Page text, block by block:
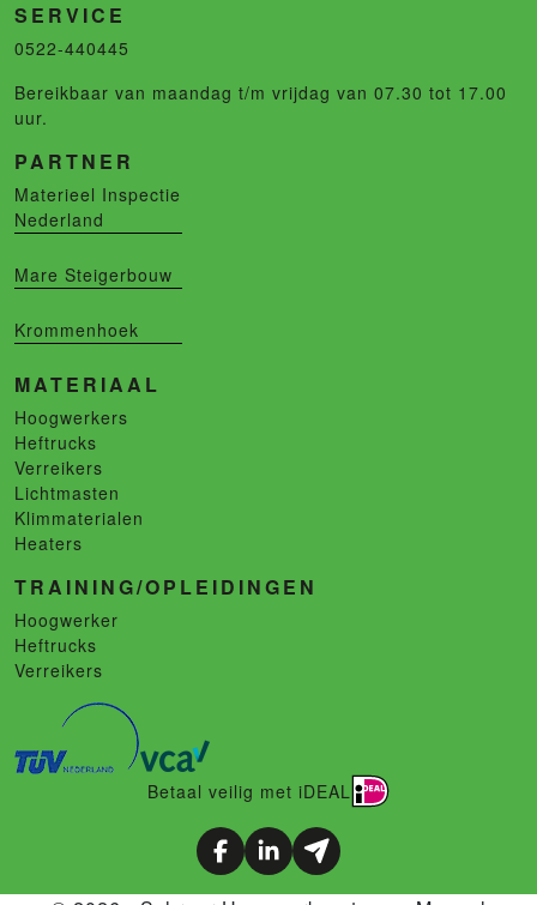
Betaal veilig met iDEAL
MATERIAAL
Hoogwerkers
Heftrucks
Verreikers
Lichtmasten
Klimmaterialen
Heaters
SERVICE
0522-440445
Bereikbaar van maandag t/m vrijdag van 07.30 tot 17.00
uur.
PARTNER
Materieel Inspectie
Nederland
Mare Steigerbouw
Krommenhoek
TRAINING/OPLEIDINGEN
Hoogwerker
Heftrucks
Verreikers